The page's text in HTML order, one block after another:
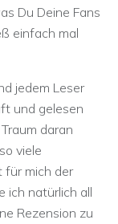
Du Deine Fans
einfach mal
jedem Leser
und gelesen
daran
viele
für mich der
ich natürlich all
Rezension zu